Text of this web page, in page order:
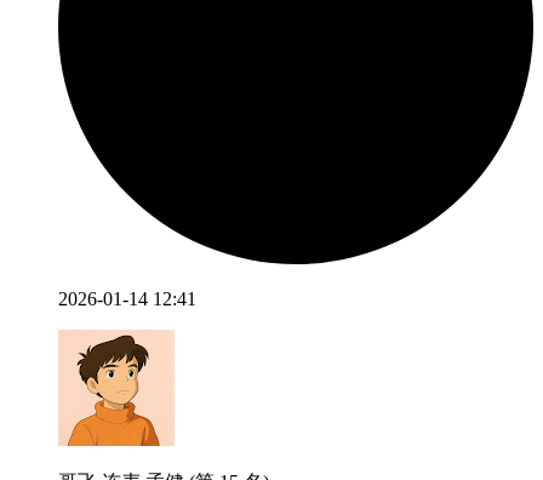
2026-01-14 12:41